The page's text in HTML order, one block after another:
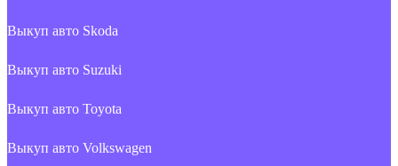
Выкуп авто Skoda
Выкуп авто Suzuki
Выкуп авто Toyota
Выкуп авто Volkswagen